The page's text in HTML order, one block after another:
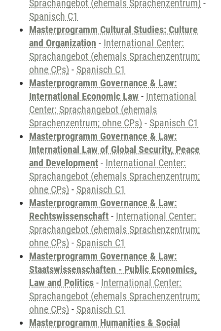
Sprachangebot (ehemals Sprachenzentrum) -
Spanisch C1
Masterprogramm Cultural Studies: Culture
and Organization - International Center:
Sprachangebot (ehemals Sprachenzentrum;
ohne CPs) - Spanisch C1
Masterprogramm Governance & Law:
International Economic Law - International
Center: Sprachangebot (ehemals
Sprachenzentrum; ohne CPs) - Spanisch C1
Masterprogramm Governance & Law:
International Law of Global Security, Peace
and Development - International Center:
Sprachangebot (ehemals Sprachenzentrum;
ohne CPs) - Spanisch C1
Masterprogramm Governance & Law:
Rechtswissenschaft - International Center:
Sprachangebot (ehemals Sprachenzentrum;
ohne CPs) - Spanisch C1
Masterprogramm Governance & Law:
Staatswissenschaften - Public Economics,
Law and Politics - International Center:
Sprachangebot (ehemals Sprachenzentrum;
ohne CPs) - Spanisch C1
Masterprogramm Humanities & Social